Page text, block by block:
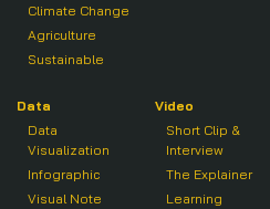
Climate Change
Agriculture
Sustainable
Data
Data
Visualization
Infographic
Visual Note
Video
Short Clip &
Interview
The Explainer
Learning